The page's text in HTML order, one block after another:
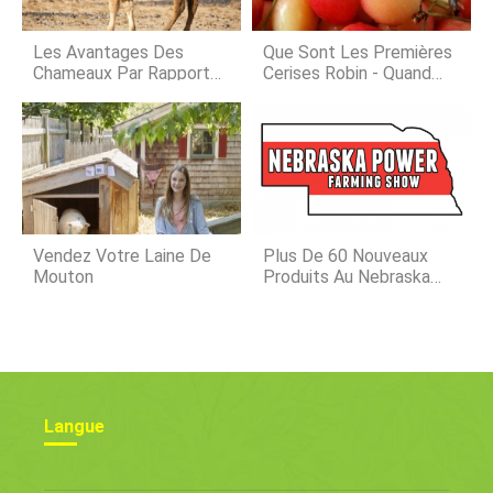
des sporangiophores dressés gris à
brunâtre se formeront sur
Les Avantages Des
Chameaux Par Rapport
D'élevage
Que Sont Les Premières
Cerises Robin - Quand
Vendez Votre Laine De
Mouton
Plus De 60 Nouveaux
Produits Au Nebraska
Langue